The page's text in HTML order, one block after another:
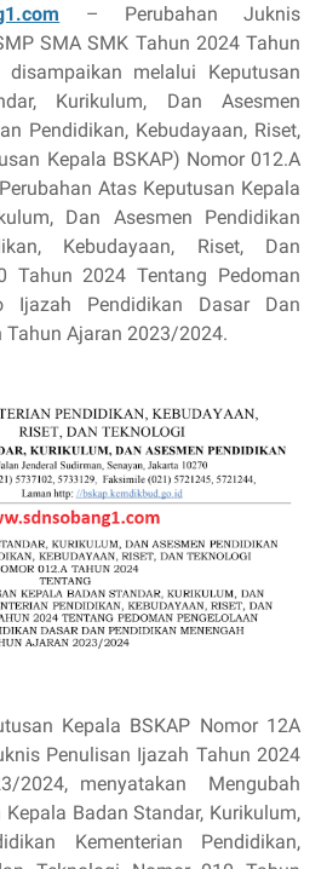
– Perubahan Juknis
SMA SMK Tahun 2024 Tahun
melalui Keputusan
Kurikulum, Dan Asesmen
Pendidikan, Kebudayaan, Riset,
Kepala BSKAP) Nomor 012.A
Atas Keputusan Kepala
Dan Asesmen Pendidikan
Kebudayaan, Riset, Dan
Tahun 2024 Tentang Pedoman
Ijazah Pendidikan Dasar Dan
Tahun Ajaran 2023/2024.
Kepala BSKAP Nomor 12A
Penulisan Ijazah Tahun 2024
2024, menyatakan
Mengubah
Badan Standar, Kurikulum,
Kementerian Pendidikan,